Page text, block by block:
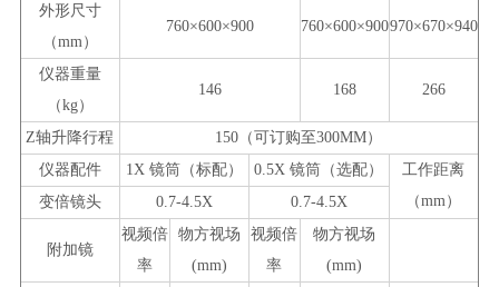
外形尺寸
（mm ）
760×600×900 760×600×900970×670×940
仪器重量
（kg）
146 168 266
Z轴升降行程 150 （可订购至300MM）
仪器配件
1X 镜筒（标配） 0.5X镜筒（选配）
工作距离
（mm ）
变倍镜头 0.7-4.5X 0.7-4.5X
附加镜
视频倍
率
物方视场
(mm)
视频倍
率
物方视场
(mm)